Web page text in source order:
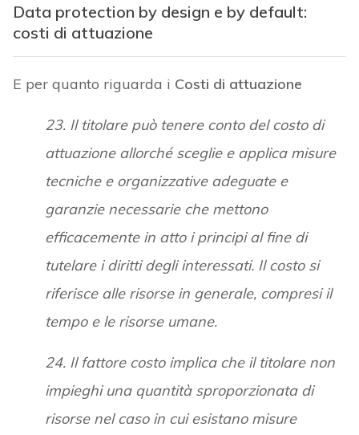
Data protection by design e by default:
costi di attuazione
E per quanto riguarda i Costi di attuazione
23. Il titolare può tenere conto del costo di
attuazione allorché sceglie e applica misure
tecniche e organizzative adeguate e
garanzie necessarie che mettono
efficacemente in atto i principi al fine di
tutelare i diritti degli interessati. Il costo si
riferisce alle risorse in generale, compresi il
tempo e le risorse umane.
24. Il fattore costo implica che il titolare non
impieghi una quantità sproporzionata di
risorse nel caso in cui esistano misure